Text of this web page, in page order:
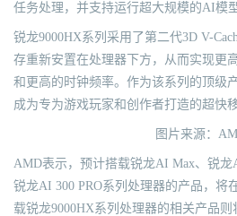
任务处理，并支持运行超大规模的AI模型
锐龙9000HX系列采用了第二代3D V-
存重新安置在处理器下方，从而实现更
和更高的时钟频率。作为该系列的顶级
成为专为游戏玩家和创作者打造的超快
图片来源：
AMD表示，预计搭载锐龙AI Max、锐龙
锐龙AI 300 PRO系列处理器的产品，将
载锐龙9000HX系列处理器的相关产品